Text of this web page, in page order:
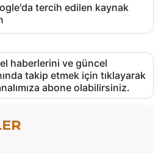
tercih edilen kaynak
haberlerini ve güncel
takip etmek için tıklayarak
abone olabilirsiniz.